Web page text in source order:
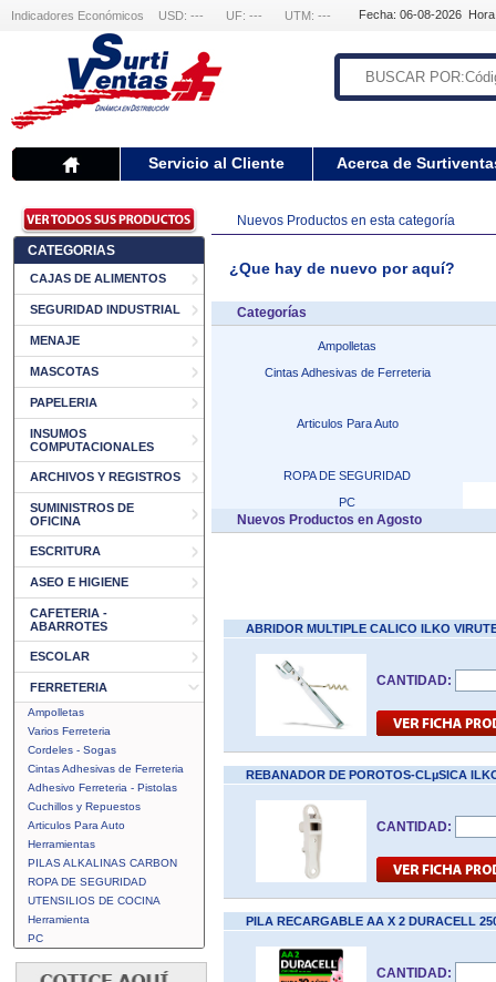
Indicadores Económicos USD: --- UF: --- UTM: --- Fecha: 06-08-2026
Servicio al Cliente Acerca de
CATEGORIAS
CAJAS DE ALIMENTOS
SEGURIDAD INDUSTRIAL
MENAJE
MASCOTAS
PAPELERIA
INSUMOS
COMPUTACIONALES
ARCHIVOS Y REGISTROS
SUMINISTROS DE
OFICINA
ESCRITURA
ASEO E HIGIENE
CAFETERIA -
ABARROTES
ESCOLAR
FERRETERIA
Ampolletas
Varios Ferreteria
Cordeles - Sogas
Cintas Adhesivas de Ferreteria
Adhesivo Ferreteria - Pistolas
Cuchillos y Repuestos
Articulos Para Auto
Herramientas
PILAS ALKALINAS CARBON
ROPA DE SEGURIDAD
UTENSILIOS DE COCINA
Herramienta
PC
Nuevos Productos en esta categoría
¿Que hay de nuevo por aquí?
Categorías
Ampolletas
Cintas Adhesivas de Ferreteria
Articulos Para Auto
ROPA DE SEGURIDAD
PC
Nuevos Productos en Agosto
ABRIDOR MULTIPLE CALICO ILKO
CANTIDAD:
REBANADOR DE POROTOS-CLµSICA
CANTIDAD:
PILA RECARGABLE AA X 2 DURACELL
CANTIDAD: